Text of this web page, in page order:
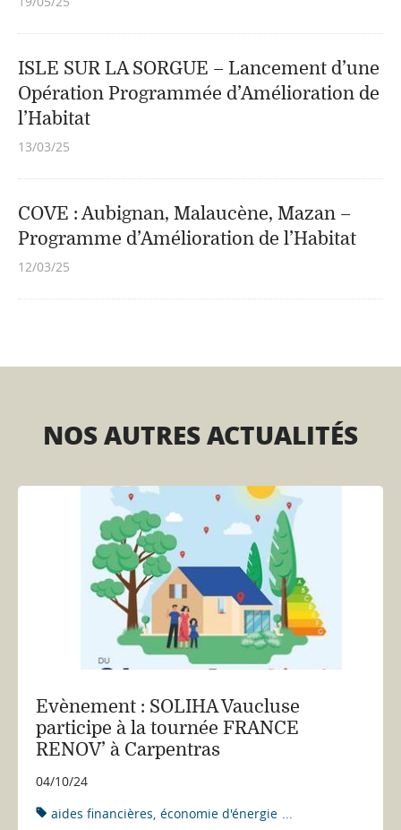
ISLE SUR LA SORGUE – Lancement d’une
Opération Programmée d’Amélioration de
l’Habitat
13/03/25
COVE : Aubignan, Malaucène, Mazan –
Programme d’Amélioration de l’Habitat
12/03/25
NOS AUTRES ACTUALITÉS
Evènement : SOLIHA Vaucluse
participe à la tournée FRANCE
RENOV’ à Carpentras
04/10/24
aides financières économie d'énergie ...